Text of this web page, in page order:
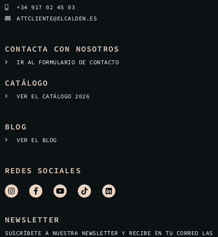
+34 917 02 45 03
ATTCLIENTE@ELCALDEN.ES
CONTACTA CON NOSOTROS
IR AL FORMULARIO DE CONTACTO
CATÁLOGO
VER EL CATÁLOGO 2026
BLOG
VER EL BLOG
REDES SOCIALES
NEWSLETTER
SUSCRÍBETE A NUESTRA NEWSLETTER Y RECIBE EN TU CORREO LAS